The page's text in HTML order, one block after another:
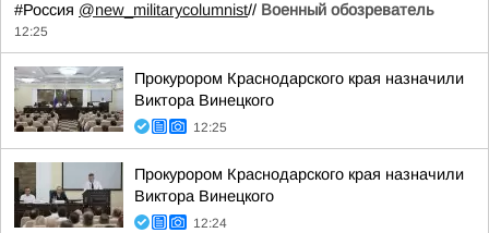
#Россия @new_militarycolumnist// Военный обозреватель
12:25
Прокурором Краснодарского края назначили
Виктора Винецкого
12:25
Прокурором Краснодарского края назначили
Виктора Винецкого
12:24